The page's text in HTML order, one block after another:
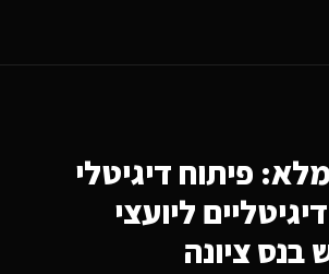
פיתוח דיגיטלי
ליועצי
בנס ציונה